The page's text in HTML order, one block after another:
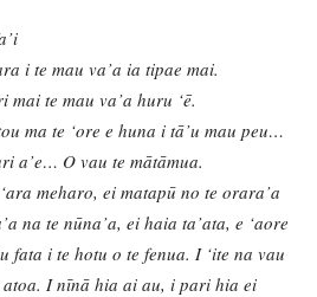
i te mau va’a ia tipae mai.
te mau va’a huru ‘ē.
ma te ‘ore e huna i tā’u mau peu…
a’e… O vau te mātāmua.
meharo, ei matapū no te orara’a
na te nūna’a, ei haia ta’ata, e ‘aore
fata i te hotu o te fenua. I ‘ite na vau
atoa. I nīnā hia ai au, i pari hia ei